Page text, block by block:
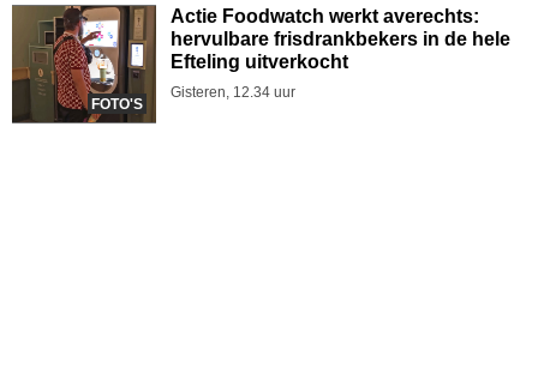
FOTO'S
Actie Foodwatch werkt averechts:
hervulbare frisdrankbekers in de hele
Efteling uitverkocht
Gisteren, 12.34 uur